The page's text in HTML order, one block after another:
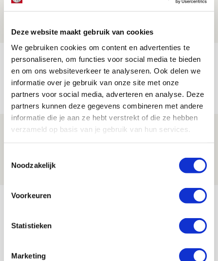
Deze website maakt gebruik van cookies
We gebruiken cookies om content en advertenties te
personaliseren, om functies voor social media te bieden
en om ons websiteverkeer te analyseren. Ook delen we
informatie over je gebruik van onze site met onze
partners voor social media, adverteren en analyse. Deze
partners kunnen deze gegevens combineren met andere
informatie die je aan ze hebt verstrekt of die ze hebben
verzameld op basis van je gebruik van hun services.
Noodzakelijk
Voorkeuren
Statistieken
Marketing
PRIJSVRAAG
Reis jij als mascotte mee naar uitduel
met Telstar?
06 AUGUSTUS 2026 - 13:04
PRIJSVRAAG
Drie dingen die je moet weten over
Ajax - Shelbourne
Bekijk meer
AUG